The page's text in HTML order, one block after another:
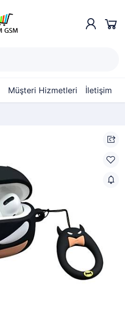
Müşteri Hizmetleri İletişim